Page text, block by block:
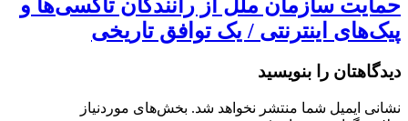
حمایت سازمان ملل از رانندگان تاکسی‌ها و
پیک‌های اینترنتی / یک توافق تاریخی
دیدگاهتان را بنویسید
نشانی ایمیل شما منتشر نخواهد شد. بخش‌های موردنیاز